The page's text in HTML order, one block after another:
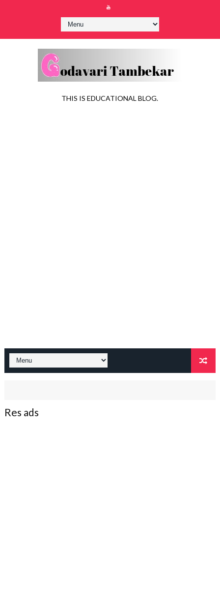
THIS IS EDUCATIONAL BLOG.
Res ads